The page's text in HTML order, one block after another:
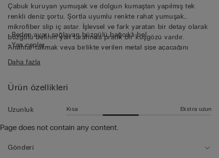
Çabuk kuruyan yumuşak ve dolgun kumaştan yapılmış tek
renkli deniz şortu. Şortla uyumlu renkte rahat yumuşak
mikrofiber slip iç astar. İşlevsel ve fark yaratan bir detay olarak
büzgülü belinin yan tarafında pratik bir kuşgözü vardır.
Anahtar takmak veya birlikte verilen metal şişe açacağını
yanınızda taşımak için mükemmeldir. Arka cebinin içine
katlanabilme özelliğiyle ufalarak kolayca taşınabilir. Mayo
mükemmeldir.
• Beden ayarı sağlayan büzgülü bağcıklı bel
• Yan cepler
• Metal şişe açacağı
• Arkası logoludur
• Orta boy
• Modelin boyu 185 cm, giydiği beden L
Daha fazla
Ürün özellikleri
Uzunluk Kısa Ekstra uzun
Page does not contain any content.
Gönderi